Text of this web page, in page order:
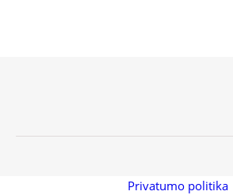
Privatumo politika